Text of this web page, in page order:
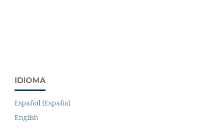
IDIOMA
Español (España)
English